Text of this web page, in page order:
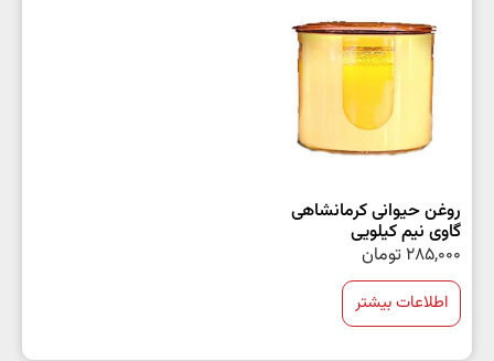
روغن حیوانی کرمانشاهی
گاوی نیم کیلویی
285,000 تومان
اطلاعات بیشتر